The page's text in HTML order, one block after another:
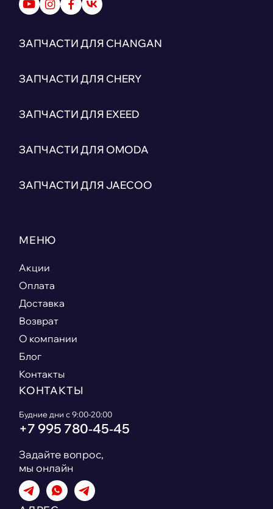
ЗАПЧАСТИ ДЛЯ CHANGAN
ЗАПЧАСТИ ДЛЯ CHERY
ЗАПЧАСТИ ДЛЯ EXEED
ЗАПЧАСТИ ДЛЯ OMODA
ЗАПЧАСТИ ДЛЯ JAECOO
МЕНЮ
Акции
Оплата
Доставка
Возврат
О компании
Блог
Контакты
КОНТАКТЫ
Будние дни с 9:00-20:00
+7 995 780‑45‑45
Задайте вопрос,
мы онлайн